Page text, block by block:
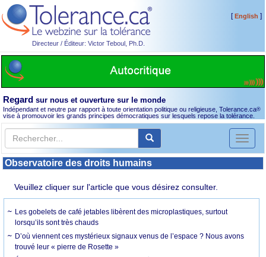
Directeur / Éditeur: Victor Teboul, Ph.D.
[English ]
Regard sur nous et ouverture sur le monde
Indépendant et neutre par rapport à toute orientation politique ou religieuse, Tolerance.ca®
vise à promouvoir les grands principes démocratiques sur lesquels repose la tolérance.
Toggle
Observatoire des droits humains
Veuillez cliquer sur l'article que vous désirez consulter.
Les gobelets de café jetables libèrent des microplastiques, surtout
lorsqu’ils sont très chauds
D’où viennent ces mystérieux signaux venus de l’espace ? Nous avons
trouvé leur « pierre de Rosette »